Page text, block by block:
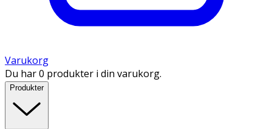
Varukorg
Du har 0 produkter i din varukorg.
Produkter